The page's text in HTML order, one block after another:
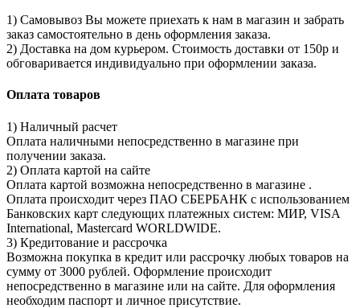
1) Самовывоз Вы можете приехать к нам в магазин и забрать
заказ самостоятельно в день оформления заказа.
2) Доставка на дом курьером. Стоимость доставки от 150р и
обговаривается индивидуально при оформлении заказа.
Оплата товаров
1) Наличный расчет
Оплата наличными непосредственно в магазине при
получении заказа.
2) Оплата картой на сайте
Оплата картой возможна непосредственно в магазине .
Оплата происходит через ПАО СБЕРБАНК с использованием
Банковских карт следующих платежных систем: МИР, VISA
International, Mastercard WORLDWIDE.
3) Кредитование и рассрочка
Возможна покупка в кредит или рассрочку любых товаров на
сумму от 3000 рублей. Оформление происходит
непосредственно в магазине или на сайте. Для оформления
необходим паспорт и личное присутствие.